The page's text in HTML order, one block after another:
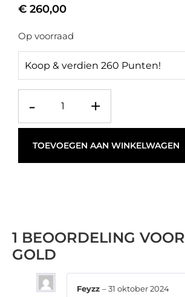
€ 260,00
Op voorraad
Koop & verdien 260 Punten!
- +
TOEVOEGEN AAN WINKELWAGEN
1 BEOORDELING VOOR
GOLD
Feyzz –31 oktober 2024